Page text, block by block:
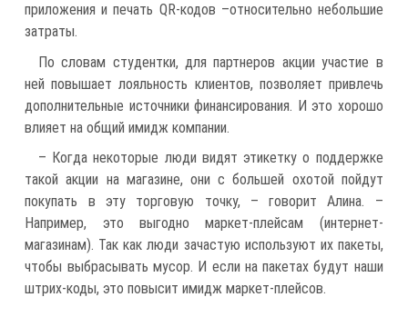
приложения и печать QR-кодов –относительно небольшие
затраты.
По словам студентки, для партнеров акции участие в
ней повышает лояльность клиентов, позволяет привлечь
дополнительные источники финансирования. И это хорошо
влияет на общий имидж компании.
– Когда некоторые люди видят этикетку о поддержке
такой акции на магазине, они с большей охотой пойдут
покупать в эту торговую точку, – говорит Алина. –
Например, это выгодно маркет-плейсам (интернет-
магазинам). Так как люди зачастую используют их пакеты,
чтобы выбрасывать мусор. И если на пакетах будут наши
штрих-коды, это повысит имидж маркет-плейсов.